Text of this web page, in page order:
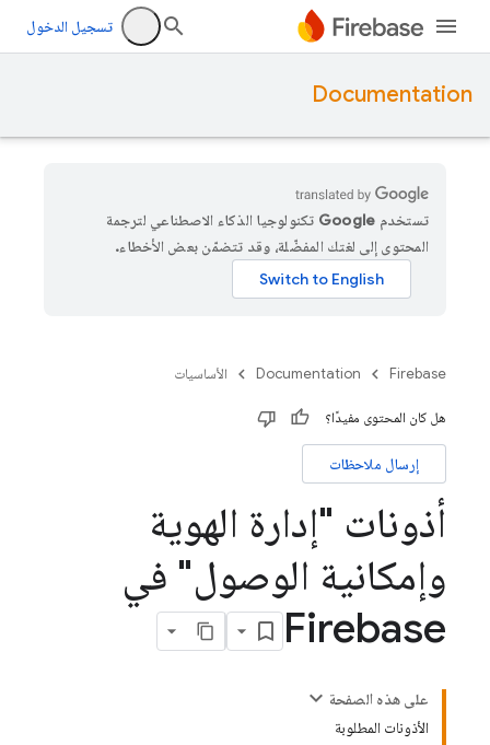
تسجيل الدخول
Documentation
تستخدم Google تكنولوجيا الذكاء الاصطناعي لترجمة
المحتوى إلى لغتك المفضّلة، وقد تتضمّن بعض الأخطاء.
Firebase
Documentation الأساسيات
هل كان المحتوى مفيدًا؟
إرسال ملاحظات
أذونات "إدارة الهوية
وإمكانية الوصول" في
Firebase
على هذه الصفحة
الأذونات المطلوبة